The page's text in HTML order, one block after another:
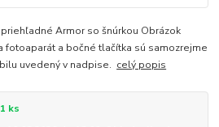
Armor so šnúrkou Obrázok
fotoaparát a bočné tlačítka sú samozrejme
uvedený v nadpise. celý popis
ks